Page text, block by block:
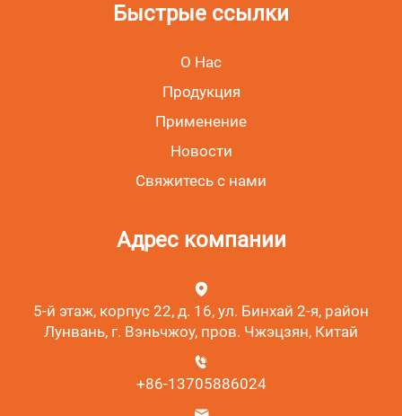
Быстрые ссылки
О Нас
Продукция
Применение
Новости
Свяжитесь с нами
Адрес компании
5-й этаж, корпус 22, д. 16, ул. Бинхай 2-я, район
Лунвань, г. Вэньчжоу, пров. Чжэцзян, Китай
+86-13705886024